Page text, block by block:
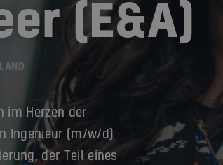
(E&A)
im Herzen der
Ingenieur (m/w/d)
der Teil eines